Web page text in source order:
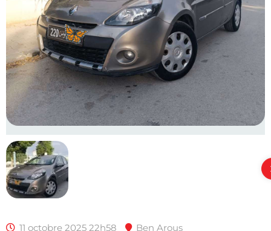
11 octobre 2025 22h58 Ben Arous